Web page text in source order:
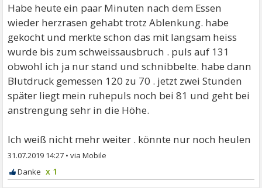
Habe heute ein paar Minuten nach dem Essen
wieder herzrasen gehabt trotz Ablenkung. habe
gekocht und merkte schon das mit langsam heiss
wurde bis zum schweissausbruch . puls auf 131
obwohl ich ja nur stand und schnibbelte. habe dann
Blutdruck gemessen 120 zu 70 . jetzt zwei Stunden
später liegt mein ruhepuls noch bei 81 und geht bei
anstrengung sehr in die Höhe.
Ich weiß nicht mehr weiter . könnte nur noch heulen
31.07.2019 14:27 •
x 1